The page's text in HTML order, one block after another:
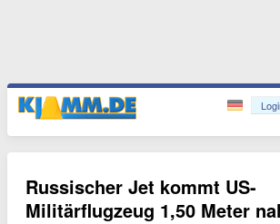
Russischer Jet kommt US-
Militärflugzeug 1,50 Meter